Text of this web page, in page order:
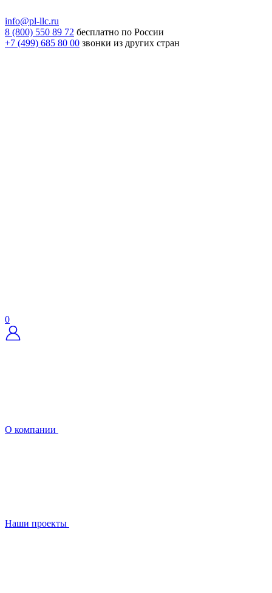
info@pl-llc.ru
8 (800) 550 89 72 бесплатно по России
+7 (499) 685 80 00 звонки из других стран
0
О компании
Наши проекты